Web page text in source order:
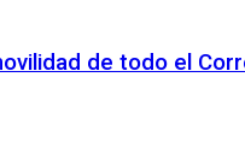
de todo el